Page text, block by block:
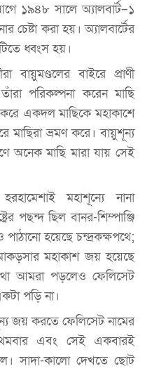
১৯৪৮ সালে অ্যালবার্ট–১
চেষ্টা করা হয়। অ্যালবার্টের
ধ্বংস হয়।
বায়ুমণ্ডলের বাইরে প্রাণী
পরিকল্পনা করেন মাছি
একদল মাছিকে মহাকাশে
মাছিরা ভ্রমণ করে। বায়ুশূন্য
অনেক মাছি মারা যায় সেই
মহাশূন্যে নানা
পছন্দ ছিল বানর-শিম্পাঞ্জি
হয়েছে চন্দ্রকক্ষপথে;
মহাকাশ জয় হয়েছে
আমরা পড়লেও ফেলিসেট
পড়ি না।
জয় করতে ফেলিসেট নামের
এবং সেই একবারই
সাদা-কালো দেখতে ছোট